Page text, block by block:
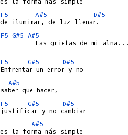
F5
A#5
D#5
F5 G#5 A#5
         Las grietas de mi alma...
F5 G#5
D#5
A#5
F5
G#5
D#5
A#5